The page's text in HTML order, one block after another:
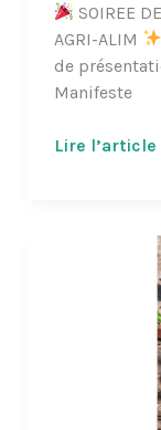
SOIREE
AGRI-ALIM
de
Manifeste
Soirée
Lire l’article